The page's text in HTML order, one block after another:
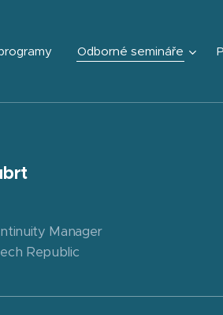
Odborné semináře
Manager
Republic